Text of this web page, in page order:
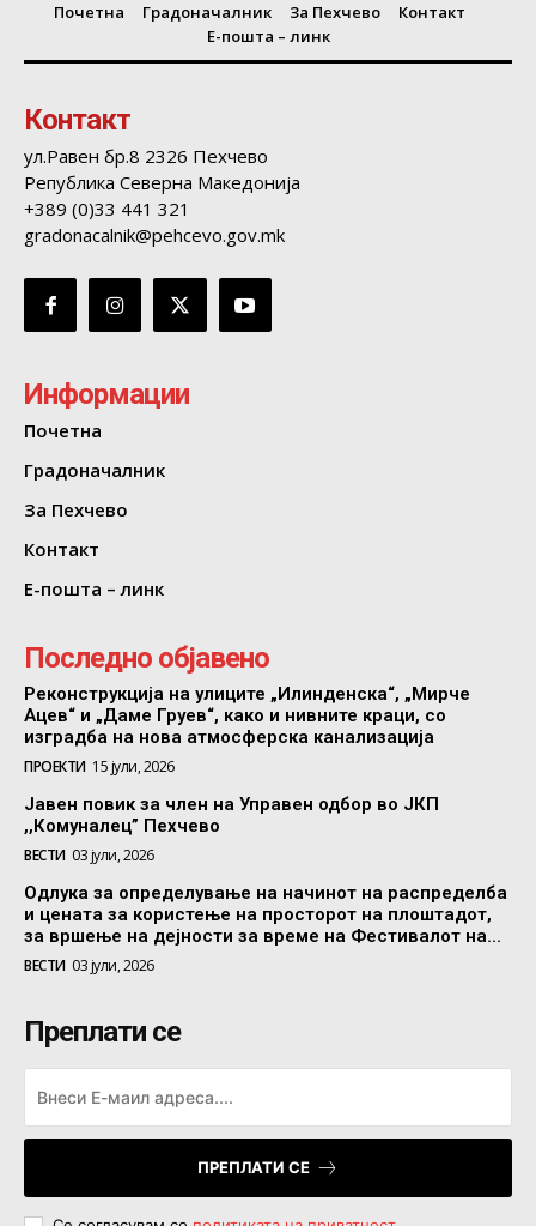
Почетна Градоначалник За Пехчево
Контакт
Е-пошта – линк
Контакт
ул.Равен бр.8 2326 Пехчево
Република Северна Македонија
+389 (0)33 441 321
gradonacalnik@pehcevo.gov.mk
Информации
Почетна
Градоначалник
За Пехчево
Контакт
Е-пошта – линк
Последно објавено
Реконструкција на улиците „Илинденска“, „Мирче
Ацев“ и „Даме Груев“, како и нивните краци, со
изградба на нова атмосферска канализација
ПРОЕКТИ 15 јули, 2026
Јавен повик за член на Управен одбор во ЈКП
,,Комуналец” Пехчево
ВЕСТИ 03 јули, 2026
Одлука за определување на начинот на распределба
и цената за користење на просторот на плоштадот,
за вршење на дејности за време на Фестивалот на...
ВЕСТИ 03 јули, 2026
Преплати се
ПРЕПЛАТИ СЕ